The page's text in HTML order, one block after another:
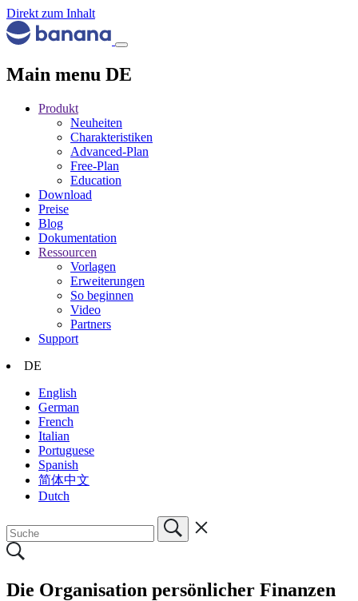
Direkt zum Inhalt
Main menu DE
Produkt
Neuheiten
Charakteristiken
Advanced-Plan
Free-Plan
Education
Download
Preise
Blog
Dokumentation
Ressourcen
Vorlagen
Erweiterungen
So beginnen
Video
Partners
Support
DE
English
German
French
Italian
Portuguese
Spanish
简体中文
Dutch
Die Organisation persönlicher Finanzen